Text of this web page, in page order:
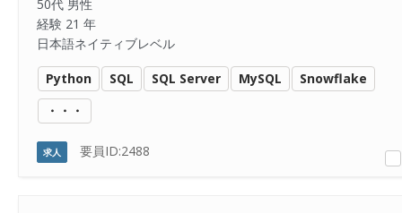
50代 男性
経験 21 年
日本語ネイティブレベル
Python SQL SQL Server MySQL
Snowflake
・・・
求人 要員ID:2488